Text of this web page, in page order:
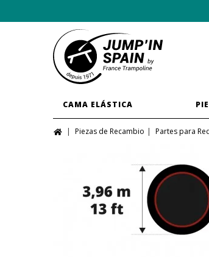
CAMA ELÁSTICA
Piezas de Recambio Partes para